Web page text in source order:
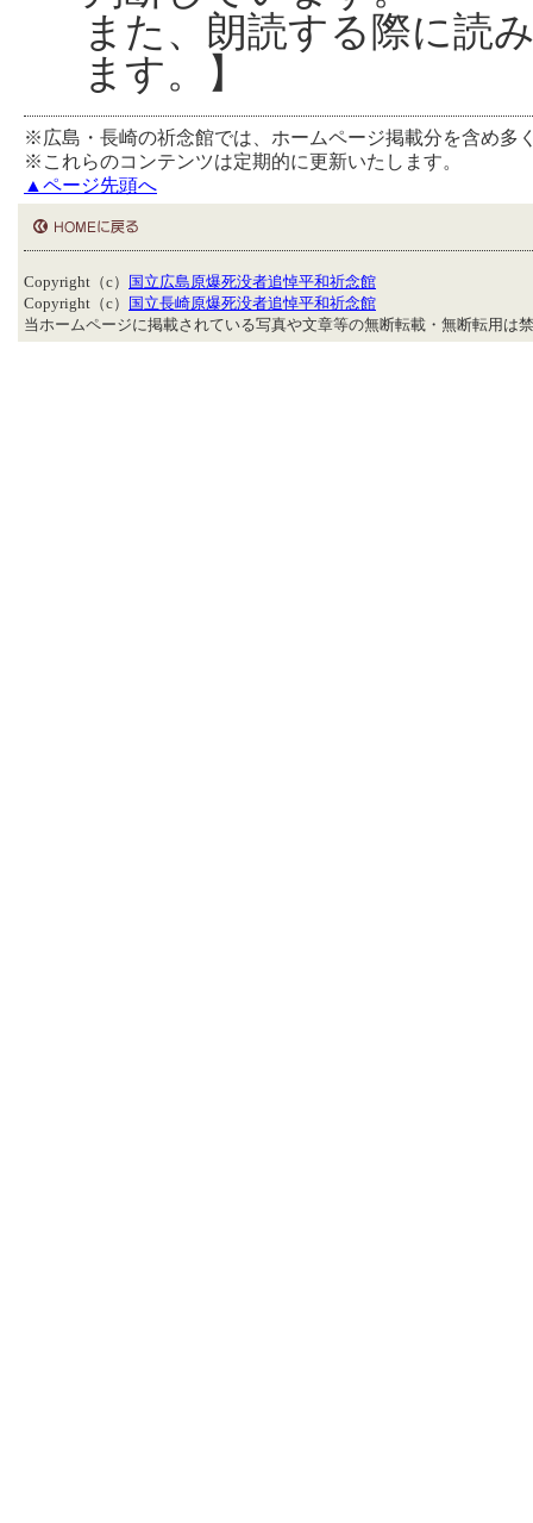
また、朗読する際に読
ます。】
※広島・長崎の祈念館では、ホームページ掲載分を含め多
※これらのコンテンツは定期的に更新いたします。
▲ページ先頭へ
Copyright（c）
国立広島原爆死没者追悼平和祈念館
Copyright（c）
国立長崎原爆死没者追悼平和祈念館
当ホームページに掲載されている写真や文章等の無断転載・無断転用は